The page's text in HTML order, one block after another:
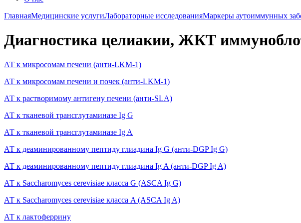
ГлавнаяМедицинские услугиЛабораторные исследованияМаркеры аутоиммунных
Диагностика целиакии, ЖКТ
АТ к микросомам печени (анти-LKM-1)
АТ к микросомам печени и почек (анти-LKM-1)
АТ к растворимому антигену печени (анти-SLA)
АТ к тканевой трансглутаминазе Ig G
АТ к тканевой трансглутаминазе Ig A
АТ к деаминированному пептиду глиадина Ig G (анти-DGP Ig G)
АТ к деаминированному пептиду глиадина Ig A (анти-DGP Ig A)
АТ к Saccharomyces cerevisiae класса G (ASCA Ig G)
АТ к Saccharomyces cerevisiae класса A (ASCA Ig A)
АТ к лактоферрину